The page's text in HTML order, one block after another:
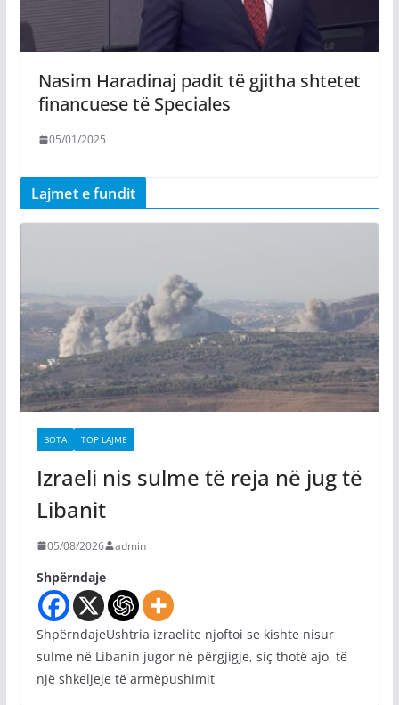
Nasim Haradinaj padit të gjitha shtetet
financuese të Speciales
05/01/2025
Lajmet e fundit
BOTA TOP LAJME
Izraeli nis sulme të reja në jug të
Libanit
05/08/2026 admin
Shpërndaje
ShpërndajeUshtria izraelite njoftoi se kishte nisur
sulme në Libanin jugor në përgjigje, siç thotë ajo, të
një shkeljeje të armëpushimit